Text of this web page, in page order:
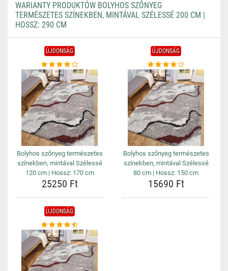
WARIANTY PRODUKTÓW BOLYHOS SZŐNYEG
TERMÉSZETES SZÍNEKBEN, MINTÁVAL SZÉLESSÉ 200 CM |
HOSSZ: 290 CM
ÚJDONSÁG
Bolyhos szőnyeg természetes
színekben, mintával Szélessé
120 cm | Hossz: 170 cm
25250 Ft
ÚJDONSÁG
Bolyhos szőnyeg természetes
színekben, mintával Szélessé
80 cm | Hossz: 150 cm
15690 Ft
ÚJDONSÁG